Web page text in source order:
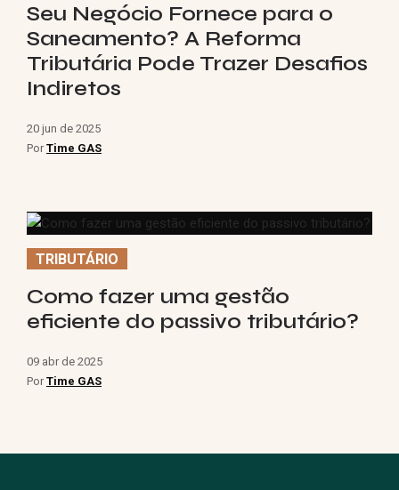
Seu Negócio Fornece para o
Saneamento? A Reforma
Tributária Pode Trazer Desafios
Indiretos
20 jun de 2025
Por Time GAS
TRIBUTÁRIO
Como fazer uma gestão
eficiente do passivo tributário?
09 abr de 2025
Por Time GAS